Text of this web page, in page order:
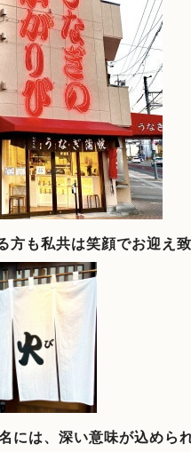
方も私共は笑顔でお迎え
には、深い意味が込めら